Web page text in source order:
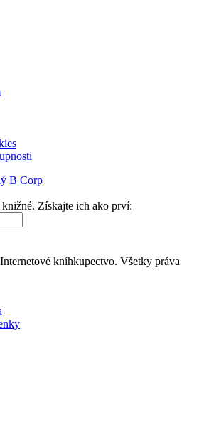
B Corp
Získajte ich ako prví:
kníhkupectvo. Všetky práva